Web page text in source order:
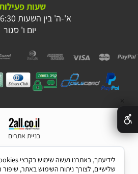
שעות
א'-ה' בין השעות 16:30 - 09:00
יום ו' סגור
בניית אתרים
שלישיים, לצורך ניתוח השימוש באתר, שיפור